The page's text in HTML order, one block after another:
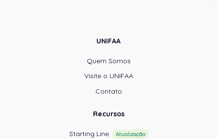
UNIFAA
Quem Somos
Visite o UNIFAA
Contato
Recursos
Starting Line Atualização